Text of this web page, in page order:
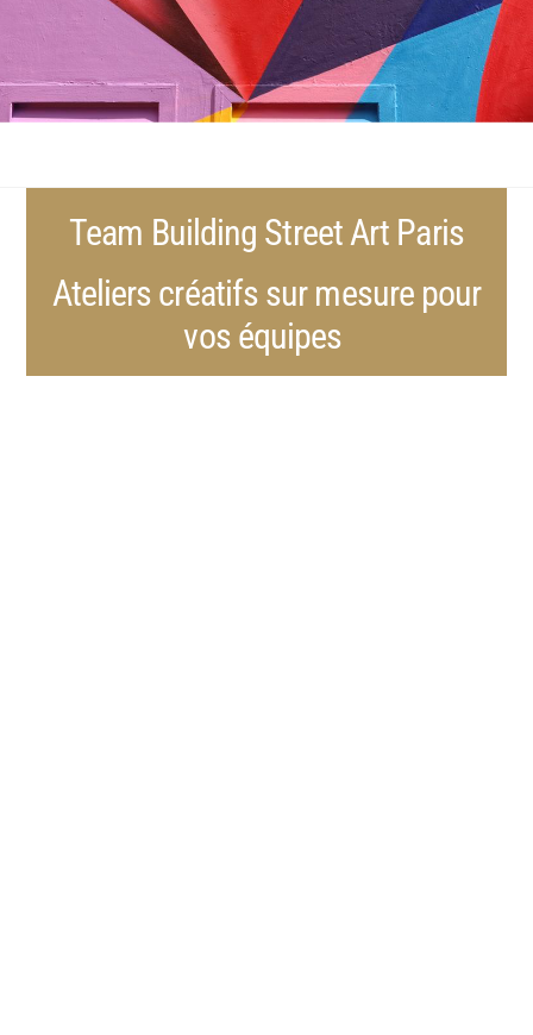
Team Building Street Art Paris
Ateliers créatifs sur mesure pour
vos équipes